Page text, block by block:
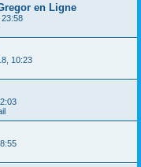
en Ligne
10:23